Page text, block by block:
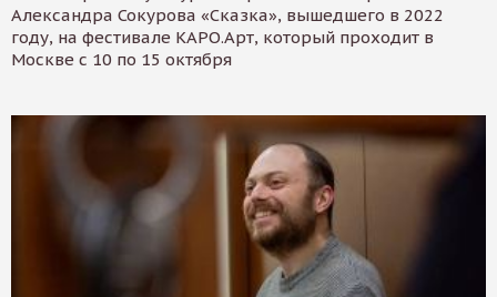
Александра Сокурова «Сказка», вышедшего в 2022
году, на фестивале КАРО.Арт, который проходит в
Москве с 10 по 15 октября